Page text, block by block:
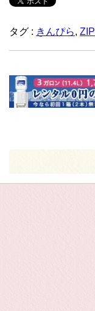
タグ : きんぴら, ZIP